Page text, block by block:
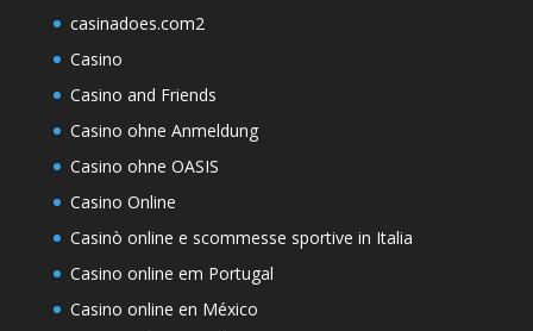
casinadoes.com2
Casino
Casino and Friends
Casino ohne Anmeldung
Casino ohne OASIS
Casino Online
Casinò online e scommesse sportive in Italia
Casino online em Portugal
Casino online en México